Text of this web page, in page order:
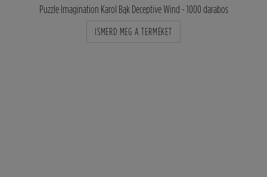
Puzzle Imagination Karol Bąk Deceptive Wind - 1000 darabos
ISMERD MEG A TERMÉKET